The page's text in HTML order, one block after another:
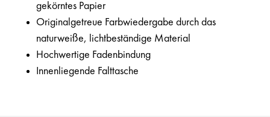
gekörntes Papier
Originalgetreue Farbwiedergabe durch das
naturweiße, lichtbeständige Material
Hochwertige Fadenbindung
Innenliegende Falttasche